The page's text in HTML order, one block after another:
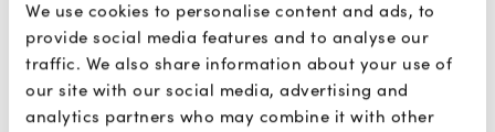
We use cookies to personalise content and ads, to
provide social media features and to analyse our
traffic. We also share information about your use of
our site with our social media, advertising and
analytics partners who may combine it with other